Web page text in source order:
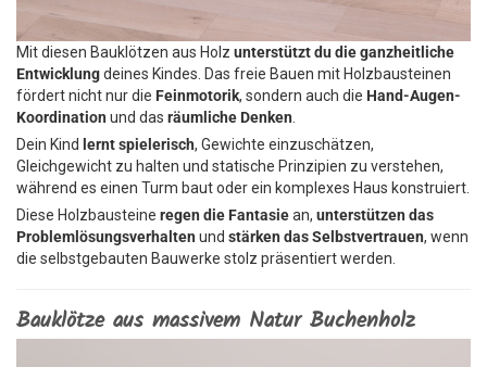
Mit diesen Bauklötzen aus Holz unterstützt du die ganzheitliche
Entwicklungdeines Kindes. Das freie Bauen mit Holzbausteinen
fördert nicht nur die Feinmotorik, sondern auch die Hand-Augen-
Koordination und das räumliche Denken
Dein Kind lernt spielerisch, Gewichte einzuschätzen,
Gleichgewicht zu halten und statische Prinzipien zu verstehen,
während es einen Turm baut oder ein komplexes Haus konstruiert.
Diese Holzbausteine regen die Fantasiean, unterstützen das
Problemlösungsverhalten und stärken das Selbstvertrauen, wenn
die selbstgebauten Bauwerke stolz präsentiert werden.
Bauklötze aus massivem Natur Buchenholz